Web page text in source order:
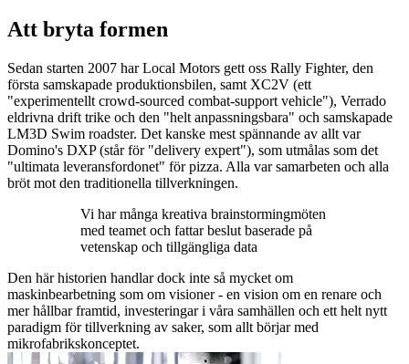
Att bryta formen
Sedan starten 2007 har Local Motors gett oss Rally Fighter, den
första samskapade produktionsbilen, samt XC2V (ett
"experimentellt crowd-sourced combat-support vehicle"), Verrado
eldrivna drift trike och den "helt anpassningsbara" och samskapade
LM3D Swim roadster. Det kanske mest spännande av allt var
Domino's DXP (står för "delivery expert"), som utmålas som det
"ultimata leveransfordonet" för pizza. Alla var samarbeten och alla
bröt mot den traditionella tillverkningen.
Vi har många kreativa brainstormingmöten
med teamet och fattar beslut baserade på
vetenskap och tillgängliga data
Den här historien handlar dock inte så mycket om
maskinbearbetning som om visioner - en vision om en renare och
mer hållbar framtid, investeringar i våra samhällen och ett helt nytt
paradigm för tillverkning av saker, som allt börjar med
mikrofabrikskonceptet.